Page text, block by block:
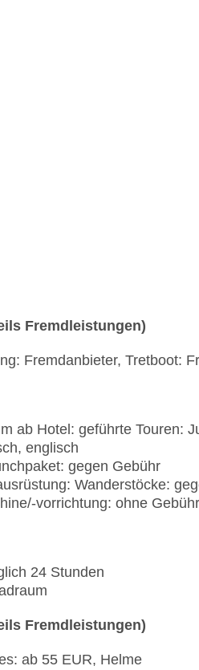
Fremdleistungen)
Fremdanbieter, Tretboot:
ab Hotel: geführte Touren:
englisch
gegen Gebühr
Wanderstöcke:
vorrichtung: ohne Gebühr
24 Stunden
Fremdleistungen)
ab 55 EUR, Helme